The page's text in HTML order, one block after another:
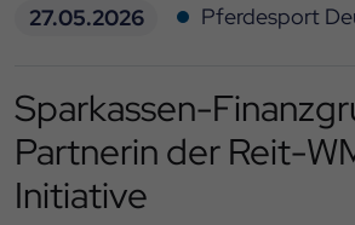
27.05.2026 Pferdesport
Sparkassen-
Partnerin der Reit-
Initiative